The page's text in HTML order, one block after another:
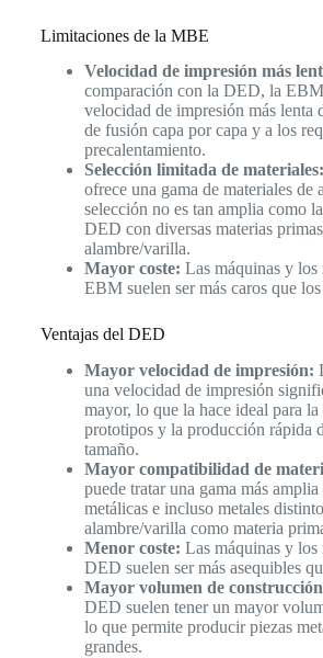
Limitaciones de la MBE
Velocidad de impresión más
comparación con la DED, la
velocidad de impresión más lenta
de fusión capa por capa y a los
precalentamiento.
Selección limitada de materiales:
ofrece una gama de materiales de
selección no es tan amplia como
DED con diversas materias
alambre/varilla.
Mayor coste: Las máquinas y los
EBM suelen ser más caros que
Ventajas del DED
Mayor velocidad de impresión:
una velocidad de impresión
mayor, lo que la hace ideal para
prototipos y la producción rápida
tamaño.
Mayor compatibilidad de
puede tratar una gama más amplia
metálicas e incluso metales
alambre/varilla como materia
Menor coste: Las máquinas y los
DED suelen ser más asequibles
Mayor volumen de
DED suelen tener un mayor
lo que permite producir piezas
grandes.